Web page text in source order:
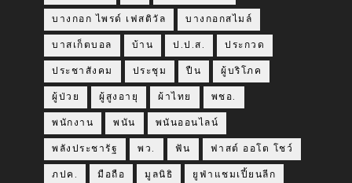
บางกอก ไพรด์ เฟสติวัล บางกอกสไมล์
บาสเก็ตบอล บ้าน ป.ป.ส. ประกวด
ประชาสังคม ประชุม ปืน ผู้บริโภค
ผู้ป่วย ผู้สูงอายุ ผ้าไทย พชอ.
พนักงาน พนัน พนันออนไลน์
พลังประชารัฐ พว. ฟัน ฟาสต์ ออโต โชว์
ภปค. มือถือ มูลนิธิ ยูฟ่าแชมเปี้ยนลีก